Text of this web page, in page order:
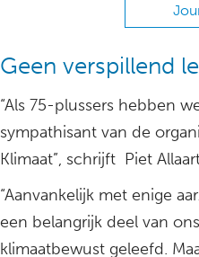
Geen verspillend
“Als 75-plussers hebben
sympathisant van de
Klimaat”, schrijft Piet
“Aanvankelijk met enige
een belangrijk deel van
klimaatbewust geleefd.